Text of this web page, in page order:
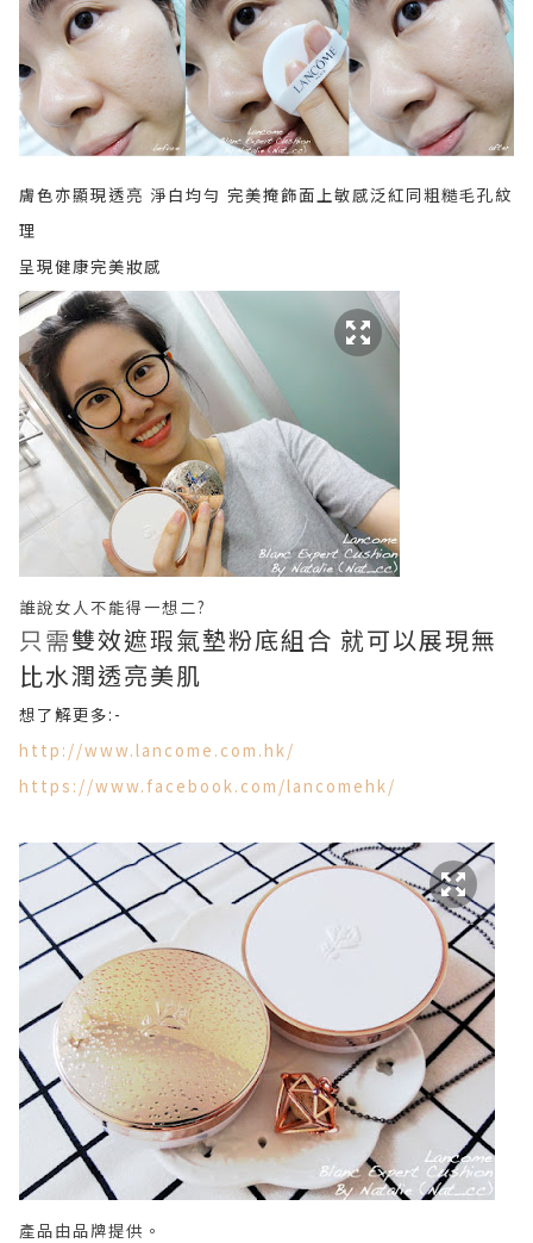
膚色亦顯現透亮 淨白均勻 完美掩飾面上敏感泛紅同粗糙毛孔紋
理
呈現健康完美妝感
誰說女人不能得一想二?
只需雙效遮瑕氣墊粉底組合 就可以展現無
比水潤透亮美肌
想了解更多:-
http://www.lancome.com.hk/
https://www.facebook.com/lancomehk/
產品由品牌提供。